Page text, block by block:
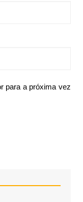
para a próxima vez